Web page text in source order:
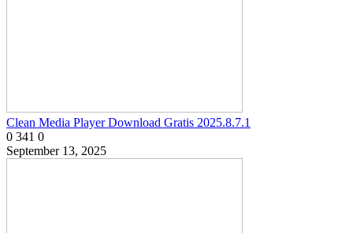
Clean Media Player Download Gratis 2025.8.7.1
0 341 0
September 13, 2025